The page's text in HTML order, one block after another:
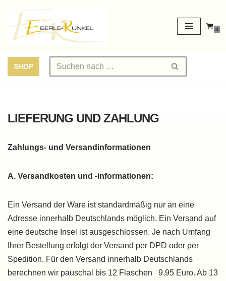
Zum
Inhalt
springen
0
SHOP
LIEFERUNG UND ZAHLUNG
Zahlungs- und Versandinformationen
A. Versandkosten und -informationen:
Ein Versand der Ware ist standardmäßig nur an eine
Adresse innerhalb Deutschlands möglich. Ein Versand auf
eine deutsche Insel ist ausgeschlossen. Je nach Umfang
Ihrer Bestellung erfolgt der Versand per DPD oder per
Spedition. Für den Versand innerhalb Deutschlands
berechnen wir pauschal bis 12 Flaschen 9,95 Euro. Ab 13